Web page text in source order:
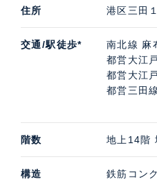
住所 港区三田１
交通/駅徒歩*
南北線 麻
都営大江
都営大江
都営三田
階数 地上14階
構造 鉄筋コン